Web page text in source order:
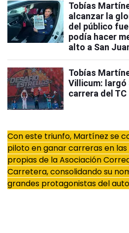
Tobías
alcanzar la
del público
podía hacer
alto a San
Tobías
Villicum: largó
carrera del TC
Con este triunfo, Martínez se
piloto en ganar carreras en
propias de la Asociación
Carretera, consolidando su
grandes protagonistas del